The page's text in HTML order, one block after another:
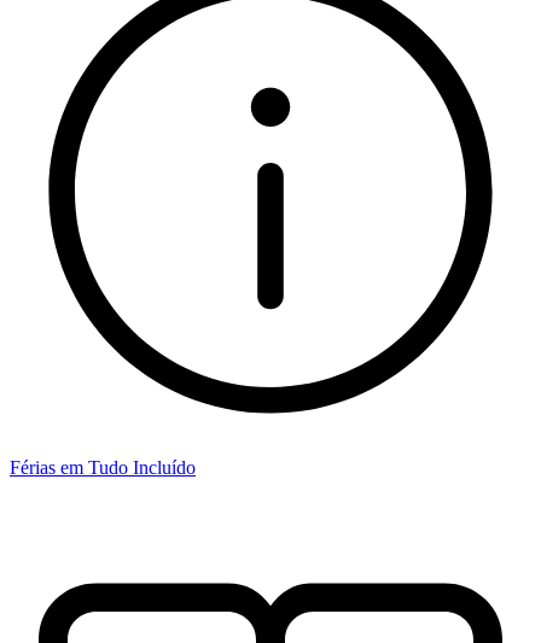
Férias em Tudo Incluído